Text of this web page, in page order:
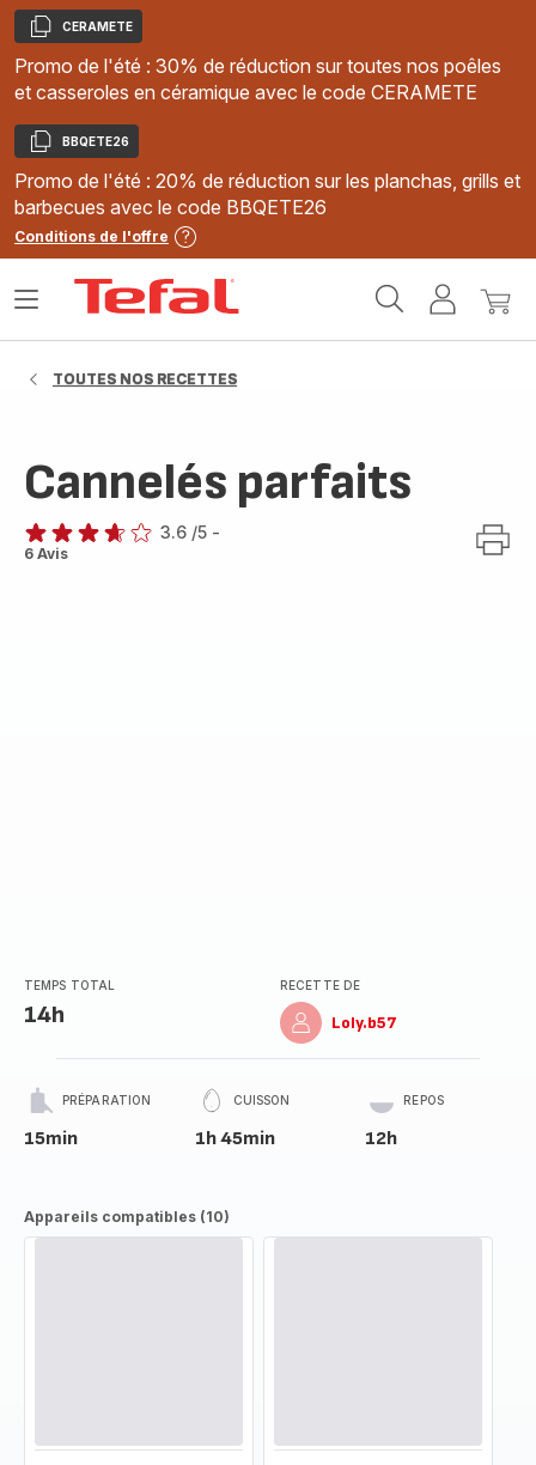
Copier
CERAMETE
Promo de l'été : 30% de réduction sur toutes nos poêles
et casseroles en céramique avec le code CERAMETE
Copier
BBQETE26
Promo de l'été : 20% de réduction sur les planchas, grills et
barbecues avec le code BBQETE26
Conditions de l'offre
MonMon
Ouvrir
TOUTES NOS RECETTES
Cannelés parfaits
ratings.3.6
3.6 /5 -
6 Avis
TEMPS TOTAL
14h
RECETTE DE
Loly.b57
PRÉPARATION
15min
CUISSON
1h 45min
REPOS
12h
Appareils compatibles (10)